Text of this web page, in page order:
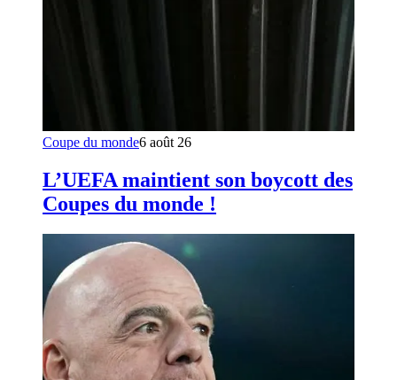
Coupe du monde6 août 26
L’UEFA maintient son boycott des
Coupes du monde !